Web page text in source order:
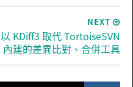
NEXT
以 KDiff3 取代 TortoiseSVN
內建的差異比對、合併工具